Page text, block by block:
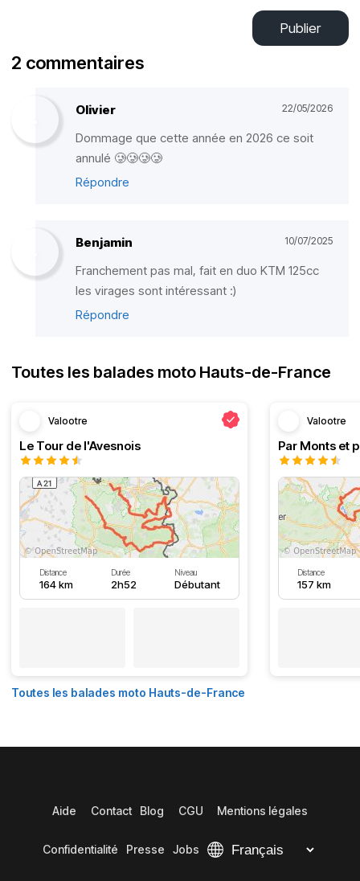
Publier
2 commentaires
Olivier 22/05/2026
Dommage que cette année en 2026 ce soit
annulé 🥲🥲🥲🥲
Répondre
Benjamin 10/07/2025
Franchement pas mal, fait en duo KTM 125cc
les virages sont intéressant :)
Répondre
Toutes les balades moto Hauts-de-France
Valootre
Le Tour de l'Avesnois
Distance
164 km
Durée
2h52
Niveau
Débutant
Valootre
Par Monts et
Distance
157 km
Toutes les balades moto Hauts-de-France
Aide Contact Blog CGU Mentions légales
Confidentialité Presse Jobs